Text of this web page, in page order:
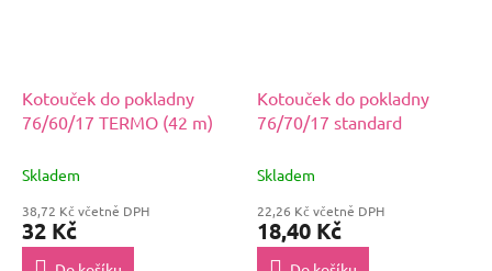
Kotouček do pokladny
76/60/17 TERMO (42 m)
Skladem
38,72 Kč včetně DPH
32 Kč
Kotouček do pokladny
76/70/17 standard
Skladem
22,26 Kč včetně DPH
18,40 Kč